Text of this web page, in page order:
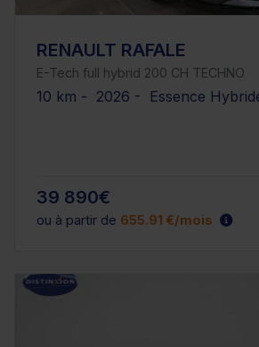
RENAULT RAFALE
E-Tech full hybrid 200 CH TECHNO
10 km - 2026 - Essence
39 890€
ou à partir de 655.91 €/mois